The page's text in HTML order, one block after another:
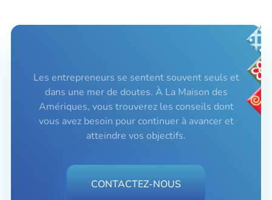
Les entrepreneurs se sentent souvent seuls et
dans une mer de doutes. À La Maison des
Amériques, vous trouverez les conseils dont
vous avez besoin pour continuer à avancer et
atteindre vos objectifs.
CONTACTEZ-NOUS